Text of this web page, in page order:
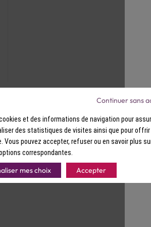
et des informations de navigation pour
des statistiques de visites ainsi que pour offrir
Vous pouvez accepter, refuser ou en savoir plus
correspondantes.
mes choix Accepter
Continuer sans